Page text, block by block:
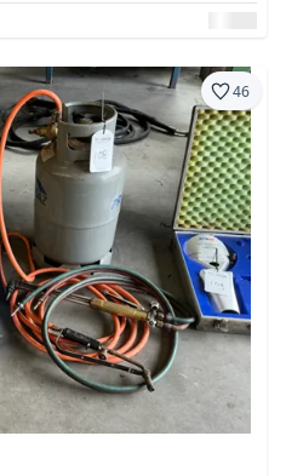
46